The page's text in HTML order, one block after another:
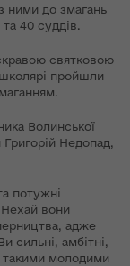
ними до змагань
40 суддів.
святковою
пройшли
Волинської
Недопад,
потужні
вони
адже
сильні, амбітні,
такими молодими